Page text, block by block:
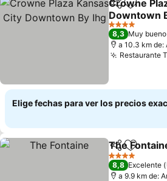
Compartir
Crowne
Downtown
Ver precios
4 Estrellas
8,3 Muy bueno
a 10.3 km de:
Restaurante
Elige fechas para ver los precios
Compartir
The
4 Estrellas
8,8 Excelente
a 9.9 km de: